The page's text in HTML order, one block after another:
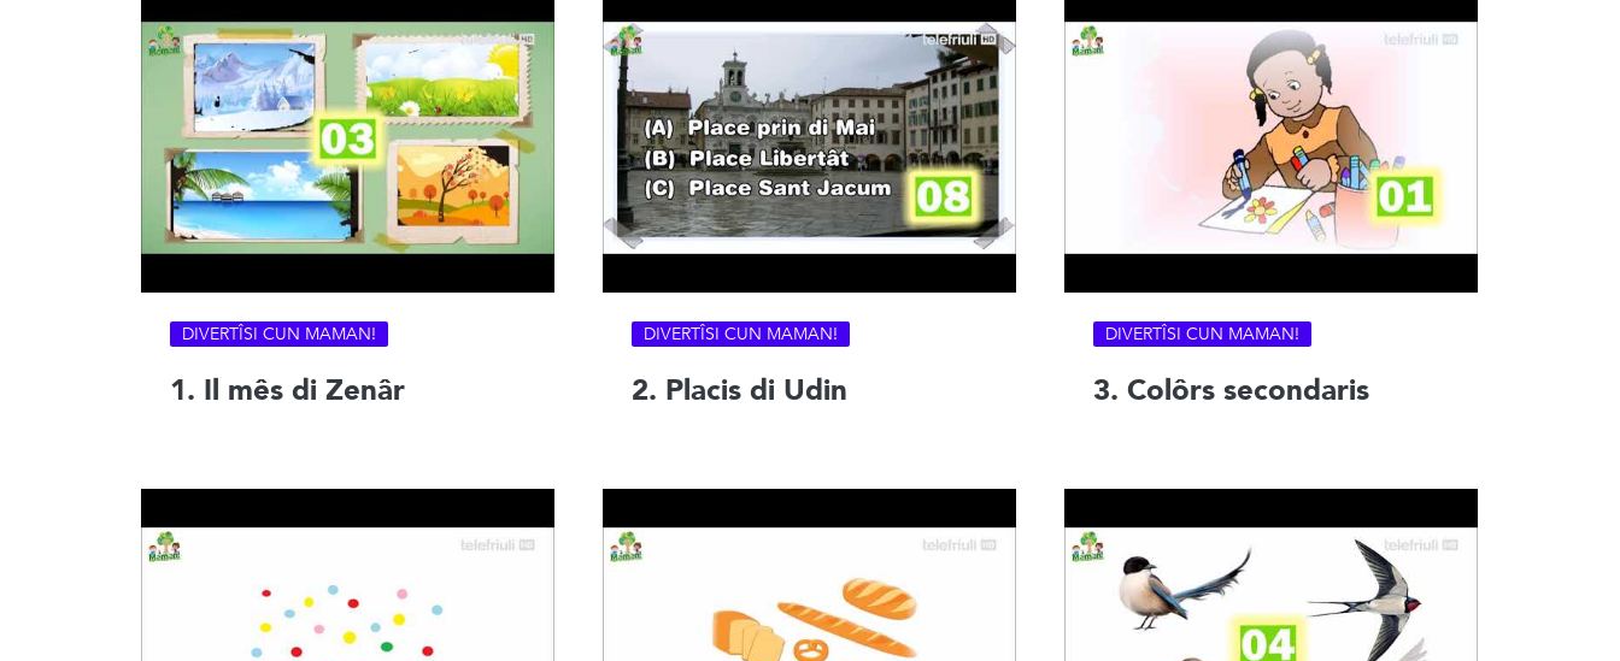
DIVERTÎSI CUN MAMAN!
1. Il mês di Zenâr
DIVERTÎSI CUN MAMAN!
2. Placis di Udin
DIVERTÎSI CUN MAMAN!
3. Colôrs secondaris